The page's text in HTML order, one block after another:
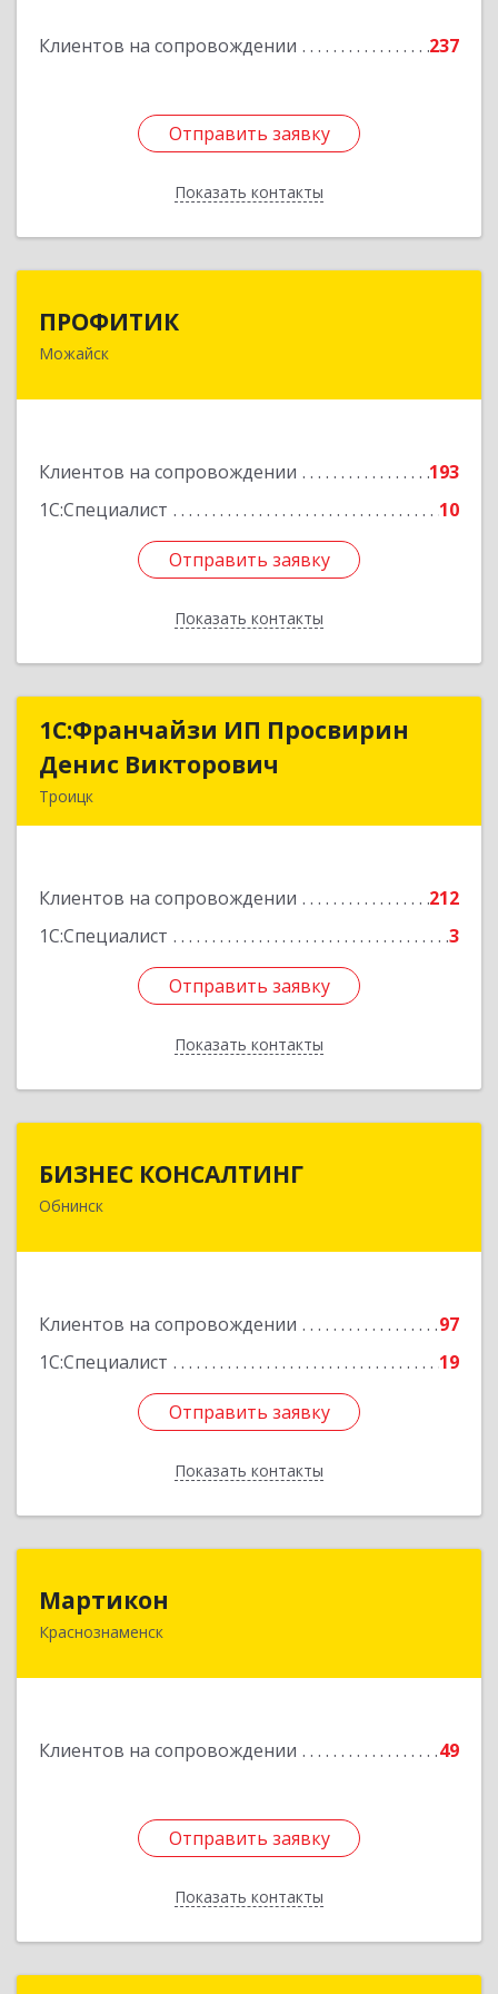
Клиентов на сопровождении 237
Отправить заявку
Показать контакты
Подробнее
Отправить заявку
Назад
ПРОФИТИК
Можайск
Клиентов на сопровождении
193
1С:Специалист
10
Отправить заявку
Показать контакты
143200, Московская обл, Можайский р-н,
Отправить заявку
Назад
1C:Франчайзи ИП Просвирин
Денис Викторович
Троицк
Клиентов на сопровождении
212
1С:Специалист
3
Отправить заявку
Показать контакты
1C:Франчайзи ИП Просвирин
Денис Викторович
Подробнее
Отправить заявку
Назад
БИЗНЕС КОНСАЛТИНГ
Обнинск
Клиентов на сопровождении
97
1С:Специалист
19
Отправить заявку
Показать контакты
249032, Калужская обл, Обнинск г, Курчатова ул,
Отправить заявку
Назад
Мартикон
Краснознаменск
Клиентов на сопровождении 49
Отправить заявку
Показать контакты
143090, Московская обл, Краснознаменск г,
Отправить заявку
Назад